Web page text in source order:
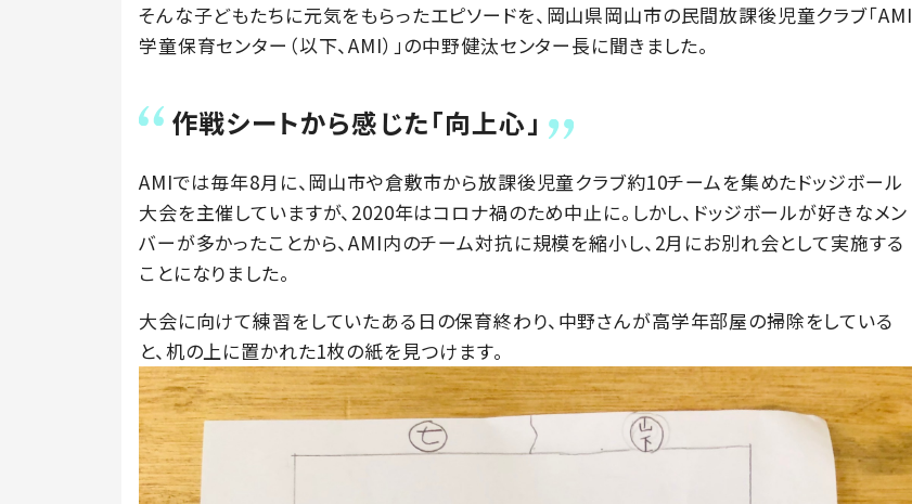
そんな子どもたちに元気をもらったエピソードを、岡山県岡山市の民間放課後児童クラブ「AMI
学童保育センター（以下、AMI）」の中野健汰センター長に聞きました。
作戦シートから感じた「向上心」
AMIでは毎年8月に、岡山市や倉敷市から放課後児童クラブ約10チームを集めたドッジボール
大会を主催していますが、2020年はコロナ禍のため中止に。しかし、ドッジボールが好きなメン
バーが多かったことから、AMI内のチーム対抗に規模を縮小し、2月にお別れ会として実施する
ことになりました。
大会に向けて練習をしていたある日の保育終わり、中野さんが高学年部屋の掃除をしている
と、机の上に置かれた1枚の紙を見つけます。